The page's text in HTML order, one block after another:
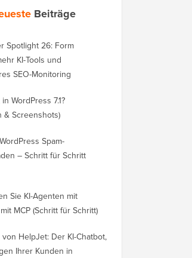
Beiträge
Spotlight 26: Form
KI-Tools und
SEO-Monitoring
WordPress 7.1?
& Screenshots)
Spam-
– Schritt für Schritt
Sie KI-Agenten mit
MCP (Schritt für Schritt)
HelpJet: Der KI-Chatbot,
Ihrer Kunden in